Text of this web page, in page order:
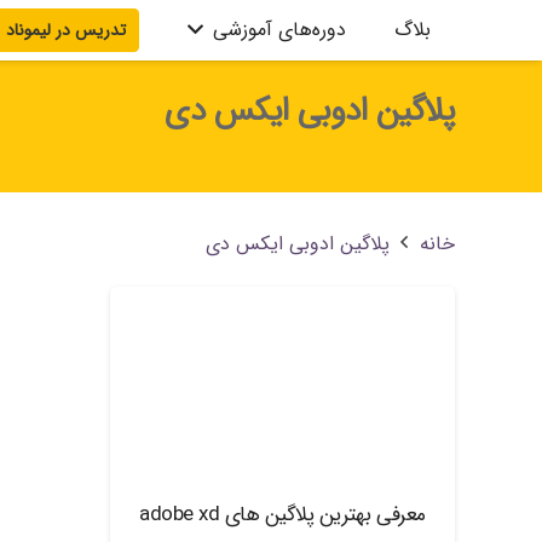
بلاگ دوره‌های آموزشی تدریس در لیموناد
پلاگین ادوبی ایکس دی
خانه پلاگین ادوبی ایکس دی
معرفی بهترین پلاگین های adobe xd